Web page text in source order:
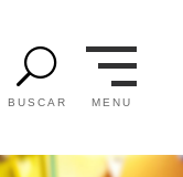
U
BUSCAR MENU